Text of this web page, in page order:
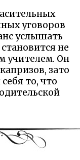
уговоров
услышать
не
учителем. Он
зато
то, что